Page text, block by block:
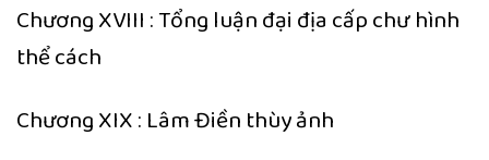
Chương XVIII : Tổng luận đại địa cấp chư hình
thể cách
Chương XIX : Lâm Điền thùy ảnh